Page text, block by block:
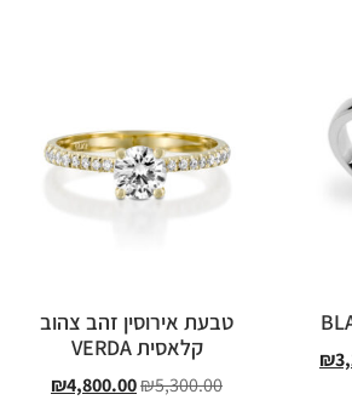
₪
טבעת אירוסין זהב צהוב
קלאסית VERDA
₪5,300.00
₪4,800.00